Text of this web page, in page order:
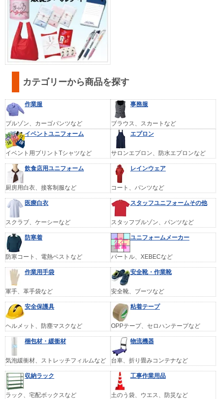
カテゴリーから商品を探す
作業服
ブルゾン、カーゴパンツなど
事務服
ブラウス、スカートなど
イベントユニフォーム
イベント用プリントTシャツなど
エプロン
サロンエプロン、防水エプロンなど
飲食店用ユニフォーム
厨房用白衣、接客制服など
レインウェア
コート、パンツなど
医療白衣
スクラブ、ケーシーなど
スタッフユニフォームその他
スタッフブルゾン、パンツなど
防寒着
防寒コート、電熱ベストなど
ユニフォームメーカー
バートル、XEBECなど
作業用手袋
軍手、革手袋など
安全靴・作業靴
安全靴、ブーツなど
安全保護具
ヘルメット、防塵マスクなど
粘着テープ
OPPテープ、セロハンテープなど
梱包材・緩衝材
気泡緩衝材、ストレッチフィルムなど
物流機器
台車、折り畳みコンテナなど
収納ラック
ラック、宅配ボックスなど
工事作業用品
土のう袋、ウエス、防災など